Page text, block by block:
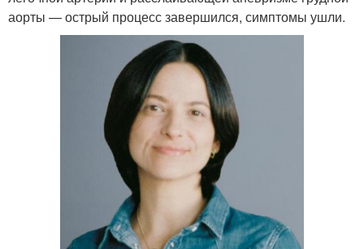
аорты — острый процесс завершился, симптомы ушли.